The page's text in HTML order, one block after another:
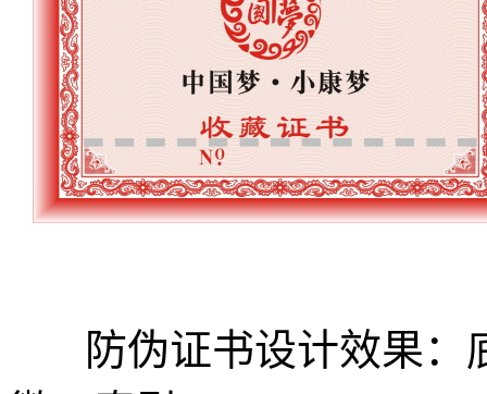
防伪证书设计效果：